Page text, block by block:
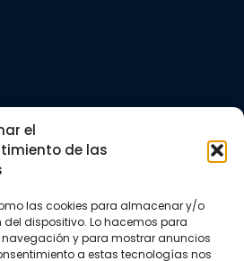
el
de las
las cookies para almacenar y/o
dispositivo. Lo hacemos para
y para mostrar anuncios
a estas tecnologías nos